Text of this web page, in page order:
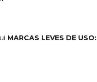
MARCAS LEVES DE USO: